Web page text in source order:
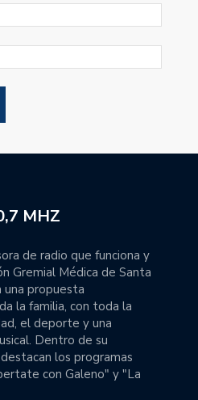
MHZ
de radio que funciona y
Gremial Médica de Santa
una propuesta
la familia, con toda la
el deporte y una
Dentro de su
los programas
con Galeno" y "La